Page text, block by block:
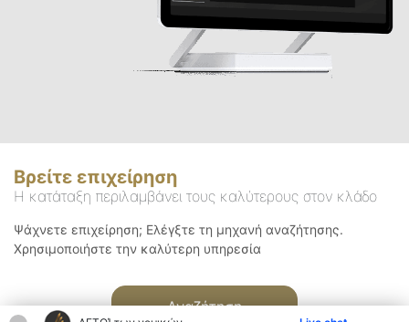
Βρείτε επιχείρηση
Η κατάταξη περιλαμβάνει τους καλύτερους στον κλάδο
Ψάχνετε επιχείρηση; Ελέγξτε τη μηχανή αναζήτησης.
Χρησιμοποιήστε την καλύτερη υπηρεσία
Αναζήτηση